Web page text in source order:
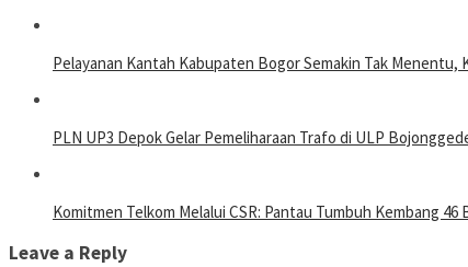
Pelayanan Kantah Kabupaten Bogor Semakin Tak
PLN UP3 Depok Gelar Pemeliharaan Trafo di ULP
Komitmen Telkom Melalui CSR: Pantau Tumbuh Kembang
Leave a Reply